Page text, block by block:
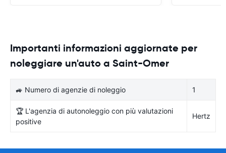
Importanti informazioni aggiornate per
noleggiare un'auto a Saint-Omer
🚙 Numero di agenzie di noleggio 1
🏆 L'agenzia di autonoleggio con più valutazioni
positive
Hertz